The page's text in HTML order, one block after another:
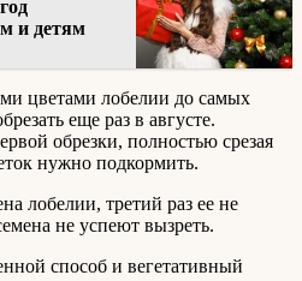
и детям
цветами лобелии до самых
еще раз в августе.
обрезки, полностью срезая
нужно подкормить.
лобелии, третий раз ее не
не успеют вызреть.
способ и вегетативный